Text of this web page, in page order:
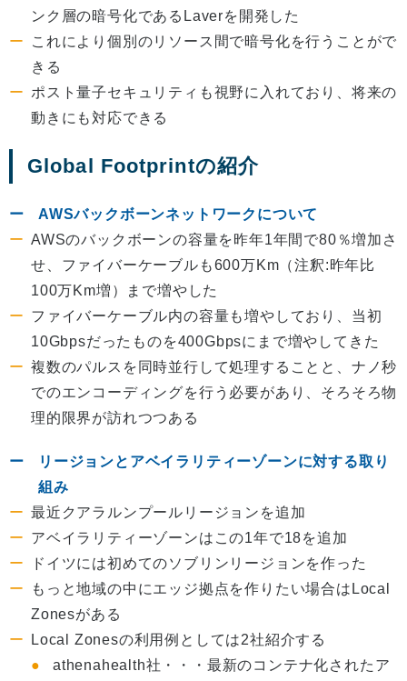
ンク層の暗号化であるLaverを開発した
これにより個別のリソース間で暗号化を行うことがで
きる
ポスト量子セキュリティも視野に入れており、将来の
動きにも対応できる
Global Footprintの紹介
AWSバックボーンネットワークについて
AWSのバックボーンの容量を昨年1年間で80％増加さ
せ、ファイバーケーブルも600万Km（注釈:昨年比
100万Km増）まで増やした
ファイバーケーブル内の容量も増やしており、当初
10Gbpsだったものを400Gbpsにまで増やしてきた
複数のパルスを同時並行して処理することと、ナノ秒
でのエンコーディングを行う必要があり、そろそろ物
理的限界が訪れつつある
リージョンとアベイラリティーゾーンに対する取り
組み
最近クアラルンプールリージョンを追加
アベイラリティーゾーンはこの1年で18を追加
ドイツには初めてのソブリンリージョンを作った
もっと地域の中にエッジ拠点を作りたい場合はLocal
Zonesがある
Local Zonesの利用例としては2社紹介する
athenahealth社・・・最新のコンテナ化されたア